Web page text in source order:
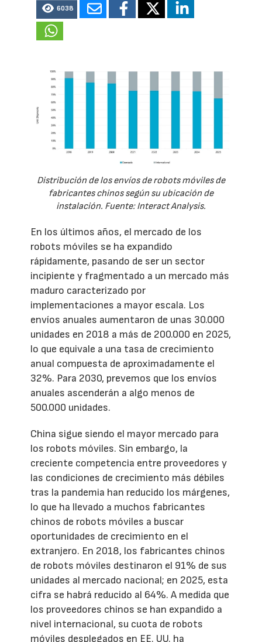
6038
Distribución de los envíos de robots móviles de
fabricantes chinos según su ubicación de
instalación. Fuente: Interact Analysis.
En los últimos años, el mercado de los
robots móviles se ha expandido
rápidamente, pasando de ser un sector
incipiente y fragmentado a un mercado más
maduro caracterizado por
implementaciones a mayor escala. Los
envíos anuales aumentaron de unas 30.000
unidades en 2018 a más de 200.000 en 2025,
lo que equivale a una tasa de crecimiento
anual compuesta de aproximadamente el
32%. Para 2030, prevemos que los envíos
anuales ascenderán a algo menos de
500.000 unidades.
China sigue siendo el mayor mercado para
los robots móviles. Sin embargo, la
creciente competencia entre proveedores y
las condiciones de crecimiento más débiles
tras la pandemia han reducido los márgenes,
lo que ha llevado a muchos fabricantes
chinos de robots móviles a buscar
oportunidades de crecimiento en el
extranjero. En 2018, los fabricantes chinos
de robots móviles destinaron el 91% de sus
unidades al mercado nacional; en 2025, esta
cifra se habrá reducido al 64%. A medida que
los proveedores chinos se han expandido a
nivel internacional, su cuota de robots
móviles desplegados en EE. UU. ha